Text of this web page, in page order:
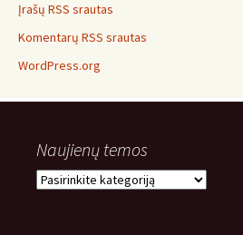
Įrašų RSS srautas
Komentarų RSS srautas
WordPress.org
Naujienų temos
Naujienų